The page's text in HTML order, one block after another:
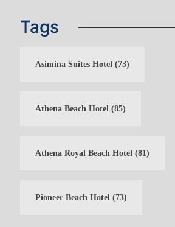
Tags
Asimina Suites Hotel(73)
Athena Beach Hotel(85)
Athena Royal Beach Hotel(81)
Pioneer Beach Hotel(73)